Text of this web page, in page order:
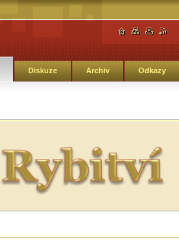
Diskuze Archiv Odkazy